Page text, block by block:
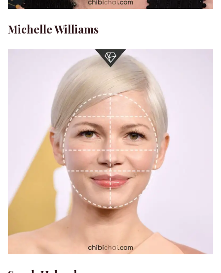
Michelle Williams